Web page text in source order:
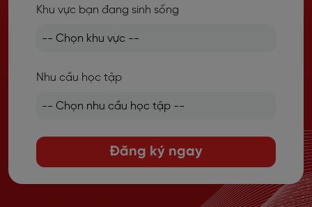
Khu vực bạn đang sinh sống
Nhu cầu học tập
Đăng ký ngay